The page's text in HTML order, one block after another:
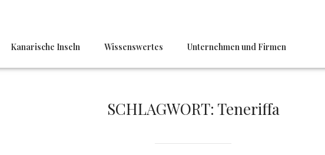
Kanarische Inseln Wissenswertes Unternehmen und Firmen
SCHLAGWORT: Teneriffa